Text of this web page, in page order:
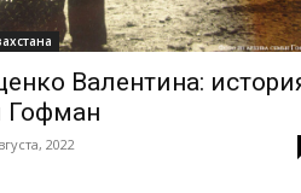
Валентина:
Гофман
2022